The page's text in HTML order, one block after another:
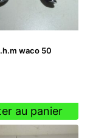
waco 50
au panier